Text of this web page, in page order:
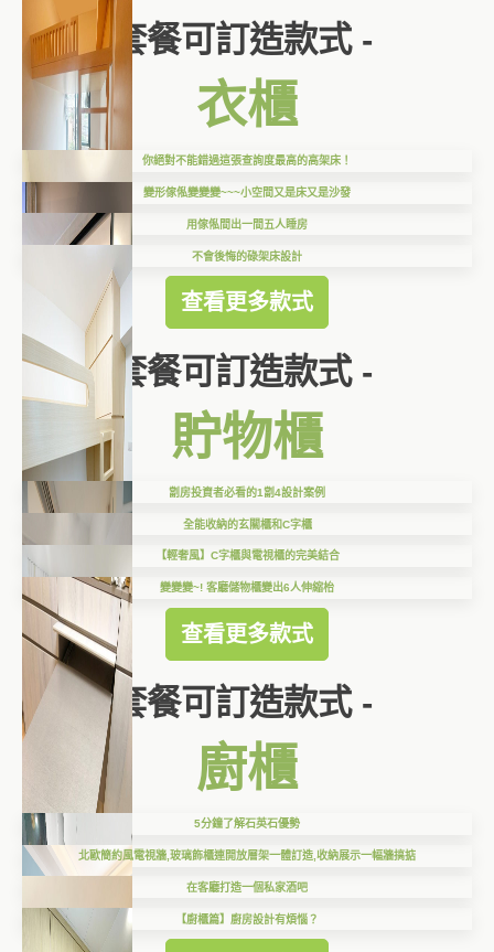
套餐可訂造款式 -
衣櫃
你絕對不能錯過這張查詢度最高的高架床！
變形傢俬變變變~~~小空間又是床又是沙發
用傢俬間出一間五人睡房
不會後悔的碌架床設計
查看更多款式
套餐可訂造款式 -
貯物櫃
劏房投資者必看的1劏4設計案例
全能收納的玄關櫃和C字櫃
【輕奢風】C字櫃與電視櫃的完美結合
變變變~! 客廳儲物櫃變出6人伸縮枱
查看更多款式
套餐可訂造款式 -
廚櫃
5分鐘了解石英石優勢
北歐簡約風電視牆,玻璃飾櫃連開放層架一體訂造,收納展示一幅牆搞掂
在客廳打造一個私家酒吧
【廚櫃篇】廚房設計有煩惱？